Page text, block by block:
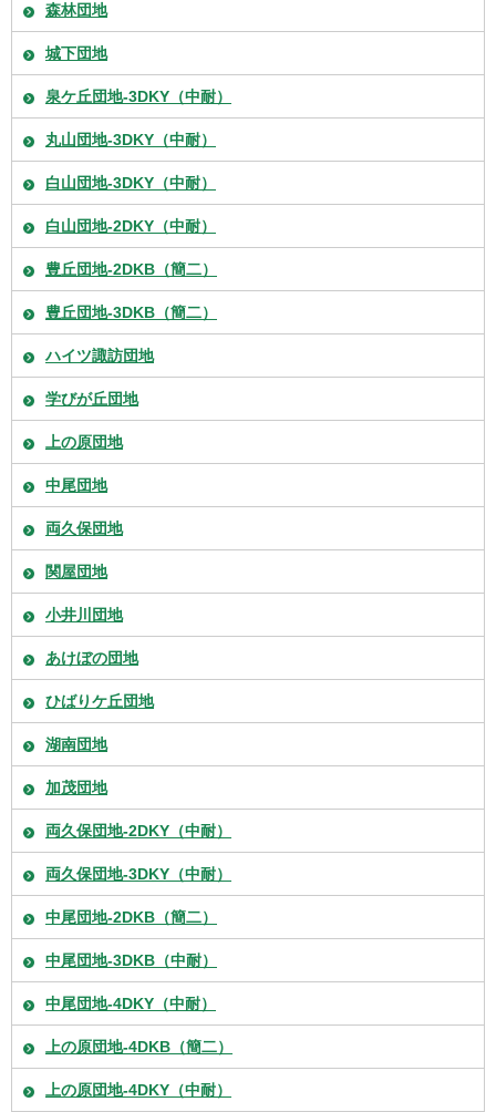
森林団地
城下団地
泉ケ丘団地-3DKY（中耐）
丸山団地-3DKY（中耐）
白山団地-3DKY（中耐）
白山団地-2DKY（中耐）
豊丘団地-2DKB（簡二）
豊丘団地-3DKB（簡二）
ハイツ諏訪団地
学びが丘団地
上の原団地
中尾団地
両久保団地
関屋団地
小井川団地
あけぼの団地
ひばりケ丘団地
湖南団地
加茂団地
両久保団地-2DKY（中耐）
両久保団地-3DKY（中耐）
中尾団地-2DKB（簡二）
中尾団地-3DKB（中耐）
中尾団地-4DKY（中耐）
上の原団地-4DKB（簡二）
上の原団地-4DKY（中耐）